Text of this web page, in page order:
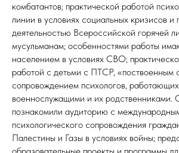
комбатантов; практической работой
линии в условиях социальных кризисов и
деятельностью Всероссийской горячей
мусульманам; особенностями работы
населением в условиях СВО;
работой с детьми с ПТСР, «поствоенным
сопровождением психологов,
военнослужащими и их родственниками.
познакомили аудиторию с
психологического сопровождения
Палестины и Газы в условиях войны;